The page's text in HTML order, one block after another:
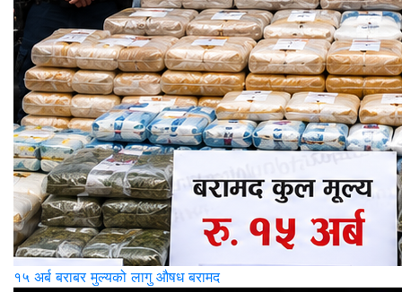
१५ अर्ब बराबर मुल्यको लागु औषध बरामद